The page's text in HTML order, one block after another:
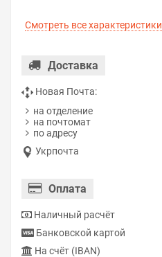
Смотреть все характеристики
Доставка
Новая Почта:
на отделение
на почтомат
по адресу
Укрпочта
Оплата
Наличный расчёт
Банковской картой
На счёт (IBAN)